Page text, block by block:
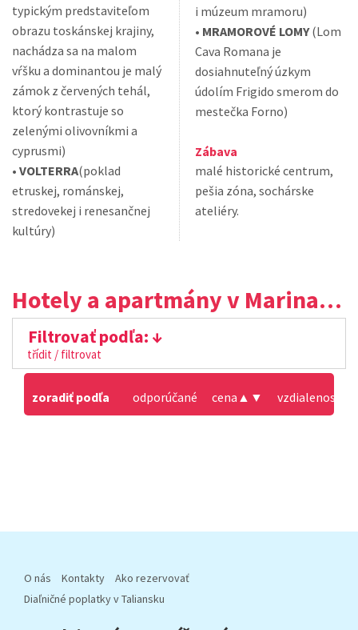
typickým predstaviteľom
obrazu toskánskej krajiny,
nachádza sa na malom
vŕšku a dominantou je malý
zámok z červených tehál,
ktorý kontrastuje so
zelenými olivovníkmi a
cyprusmi)
• VOLTERRA(poklad
etruskej, románskej,
stredovekej i renesančnej
kultúry)
i múzeum mramoru)
• MRAMOROVÉ LOMY(Lom
Cava Romana je
dosiahnuteľný úzkym
údolím Frigido smerom do
mestečka Forno)
Zábava
malé historické centrum,
pešia zóna, sochárske
ateliéry.
Hotely a apartmány v Marina di Pietrasanta
Filtrovať podľa:
třídit / filtrovat
zoradiť podľa odporúčané cena ▲ ▼ vzdialenosť
O nás Kontakty
Ako rezervovať
Diaľničné poplatky v Taliansku